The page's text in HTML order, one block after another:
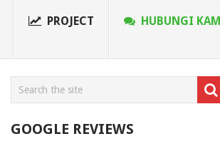
PROJECT HUBUNGI
GOOGLE REVIEWS